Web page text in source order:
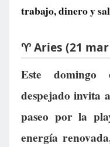
trabajo, dinero y
♈ Aries (21
Este domingo
despejado invita
paseo por la
energía